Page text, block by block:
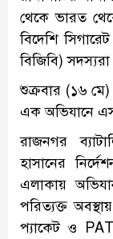
থেকে ভারত
বিদেশি
বিজিবি)
শুক্রবার (১৬ মে)
এক অভিযানে
রাজনগর
হাসানের
এলাকায়
পরিত্যক্ত
প্যাকেট ও